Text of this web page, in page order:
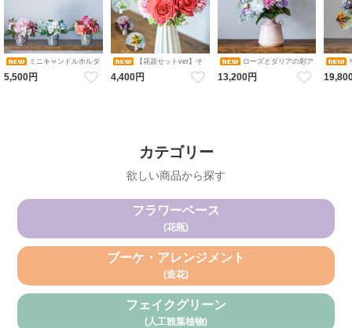
ミニキャンドルホルダ
ーアレンジメント コレクショ
ン（ピンク・ブルーホワイ
5,500円
【花器セットver】そ
のまま飾れるブーケ 選べる６
色 アレンジメント 造花 アー
ティフィシャルフラワー ギフ
4,400円
ローズとダリアの彩ア
レンジメント 花瓶アレンジメ
ント 造花 アーティフィシャル
13,200円
ンジメ
カテゴリー
欲しい商品から探す
フラワーベース
(花瓶)
ブーケ・アレンジメント
(造花)
フェイクグリーン
(人工観葉植物)